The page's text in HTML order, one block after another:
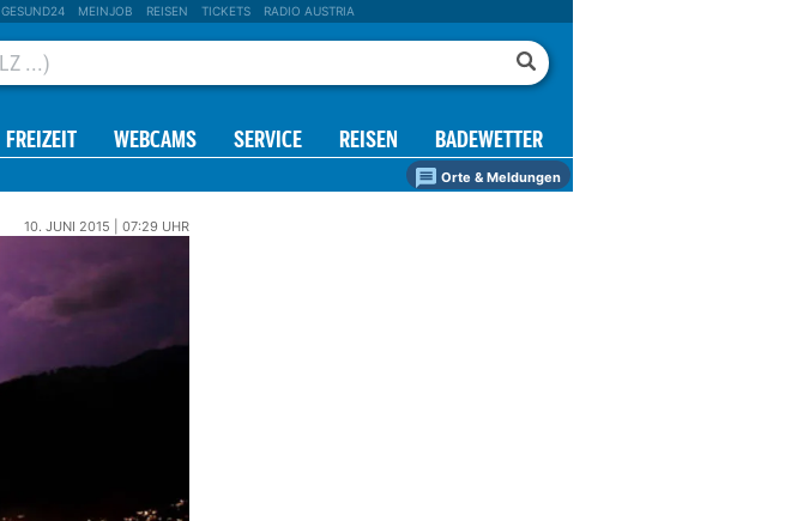
GESUND24 MEINJOB REISEN TICKETS RADIO AUSTRIA
FREIZEIT WEBCAMS SERVICE REISEN BADEWETTER
Orte & Meldungen
10. JUNI 2015 | 07:29 UHR